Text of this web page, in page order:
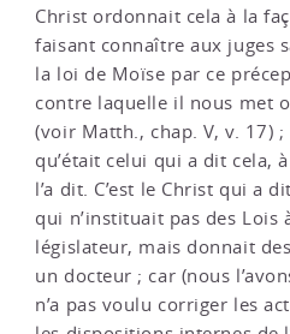
Christ ordonnait cela à la
faisant connaître aux juges
la loi de Moïse par ce
contre laquelle il nous met
(voir Matth., chap. V, v. 17)
qu’était celui qui a dit cela,
l’a dit. C’est le Christ qui a
qui n’instituait pas des Lois
législateur, mais donnait
un docteur ; car (nous
n’a pas voulu corriger les